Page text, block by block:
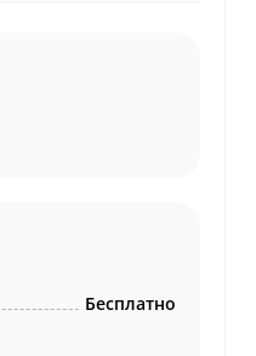
Бесплатно